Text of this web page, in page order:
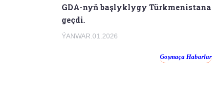
GDA-nyň başlyklygy Türkmenistana
geçdi.
ÝANWAR.01.2026
Goşmaça Habarlar